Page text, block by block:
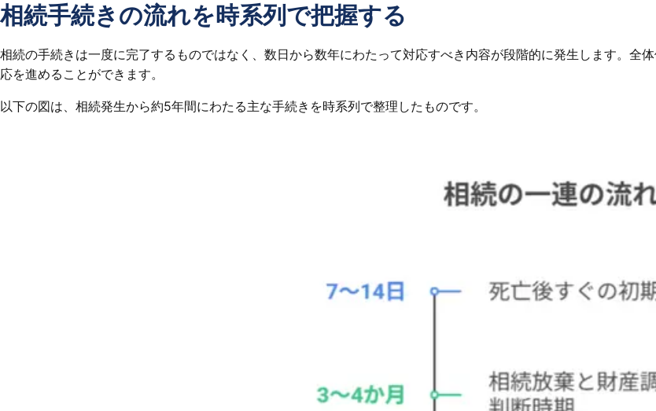
相続手続きの流れを時系列で把握する
相続の手続きは一度に完了するものではなく、数日から数年にわたって対応すべき内容が段階的に発生します。全
応を進めることができます。
以下の図は、相続発生から約5年間にわたる主な手続きを時系列で整理したものです。